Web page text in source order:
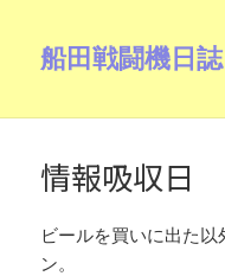
船田戦闘機日誌
情報吸収日
ビールを買いに出た
ン。